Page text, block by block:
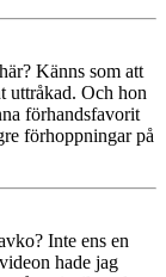
Känns som att
uttråkad. Och hon
förhandsfavorit
förhoppningar på
Inte ens en
hade jag